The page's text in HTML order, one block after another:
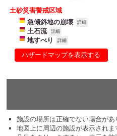
土砂災害警戒区域
急傾斜地の崩壊
詳細
土石流 詳細
地すべり 詳細
ハザードマップを表示する
施設の場所は正確でない場合があ
地図上に周辺の施設が表示されま